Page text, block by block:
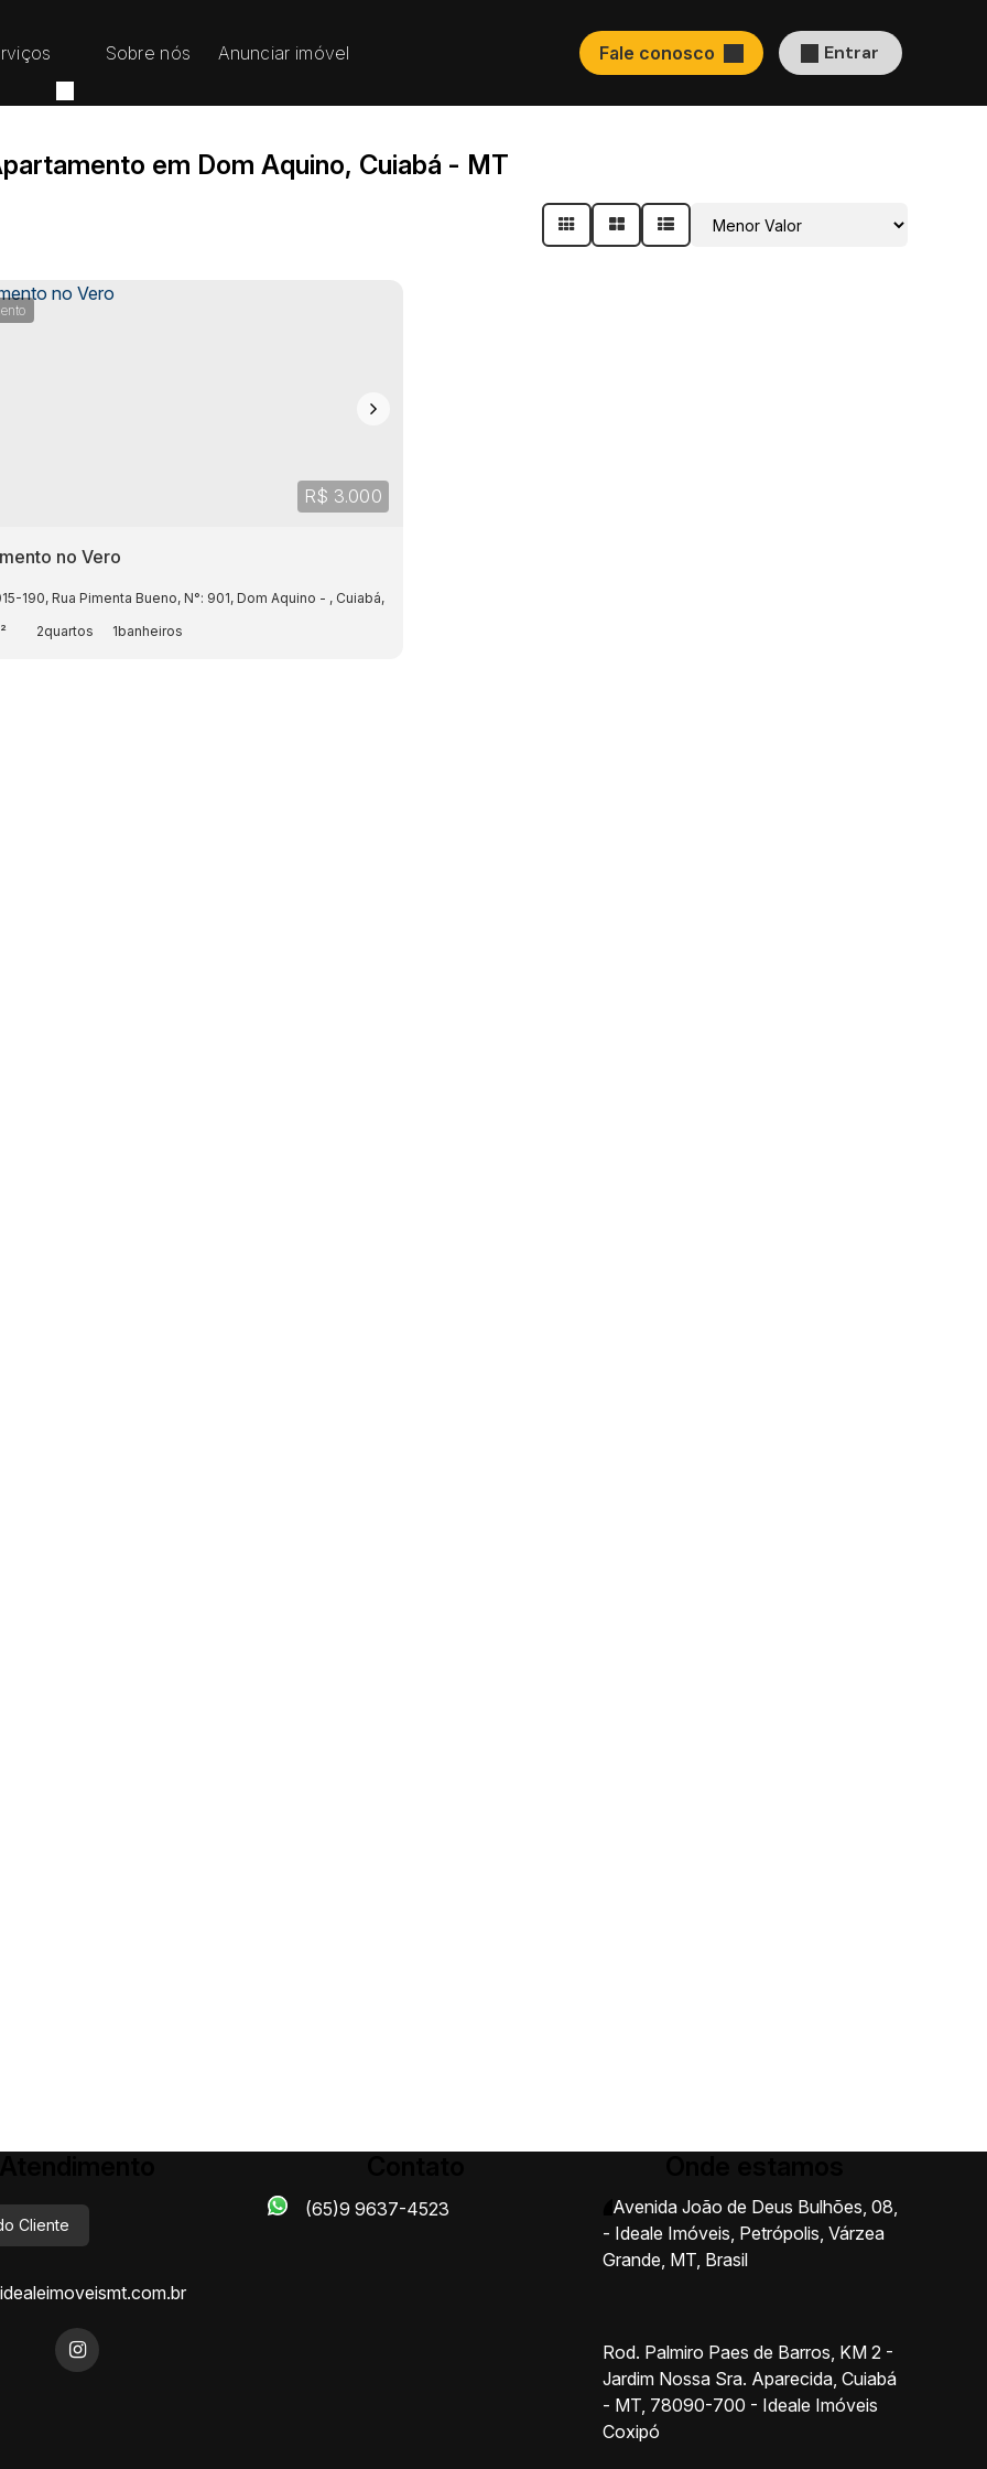
Entrar
Fale conosco
Anunciar imóvel
Sobre nós
em Dom Aquino, Cuiabá - MT
R$ 3.000
no Vero
190, Rua Pimenta Bueno, N°: 901, Dom Aquino , Cuiabá,
2 1
Cliente
(65)9 9637-4523 Avenida João de Deus Bulhões 08
- Ideale Imóveis Petrópolis Várzea
Grande MT, Brasil
Rod. Palmiro Paes de Barros, KM 2 -
Jardim Nossa Sra. Aparecida, Cuiabá
- MT, 78090-700 - Ideale Imóveis
Coxipó